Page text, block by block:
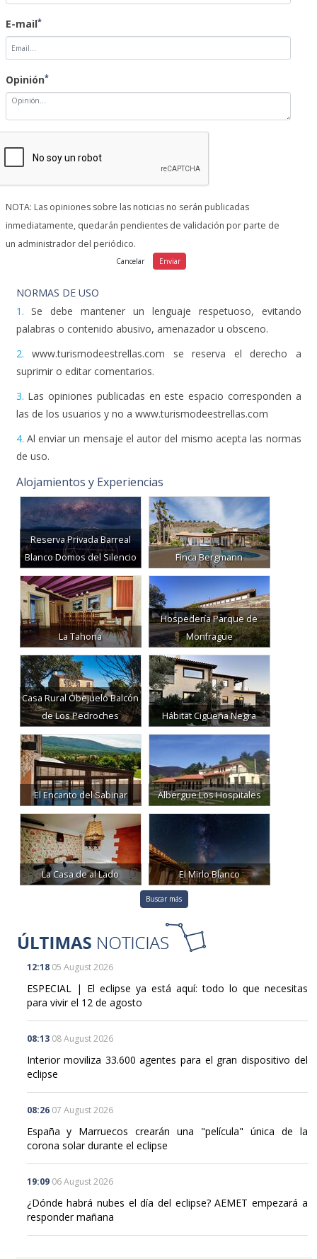
E-mail*
Opinión*
NOTA: Las opiniones sobre las noticias no serán publicadas
inmediatamente, quedarán pendientes de validación por parte de
un administrador del periódico.
NORMAS DE USO
1. Se debe mantener un lenguaje respetuoso, evitando
palabras o contenido abusivo, amenazador u obsceno.
2. www.turismodeestrellas.com se reserva el derecho a
suprimir o editar comentarios.
3. Las opiniones publicadas en este espacio corresponden a
las de los usuarios y no a www.turismodeestrellas.com
4. Al enviar un mensaje el autor del mismo acepta las normas
de uso.
Alojamientos y Experiencias
Reserva Privada Barreal
Blanco Domos del Silencio
Finca Bergmann
La Tahona
Hospedería Parque de
Monfragüe
Casa Rural Obejuelo Balcón
de Los Pedroches
Hábitat Cigüeña Negra
El Encanto del Sabinar Albergue Los Hospitales
La Casa de al Lado El Mirlo Blanco
Buscar más
12:18 05 August 2026
ESPECIAL | El eclipse ya está aquí: todo lo que necesitas
para vivir el 12 de agosto
08:13 08 August 2026
Interior moviliza 33.600 agentes para el gran dispositivo del
eclipse
08:26 07 August 2026
España y Marruecos crearán una "película" única de la
corona solar durante el eclipse
19:09 06 August 2026
¿Dónde habrá nubes el día del eclipse? AEMET empezará a
responder mañana